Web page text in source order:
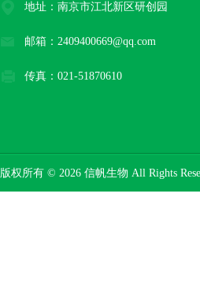
地址：南京市江北新区研创园
邮箱：2409400669@qq.com
传真：021-51870610
版权所有 © 2026 信帆生物 All Rights